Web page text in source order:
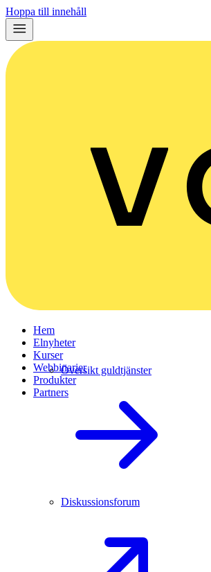
Hoppa till innehåll
Hem
Elnyheter
Kurser
Webbinarier
Produkter
Partners
Översikt guldtjänster
Diskussionsforum